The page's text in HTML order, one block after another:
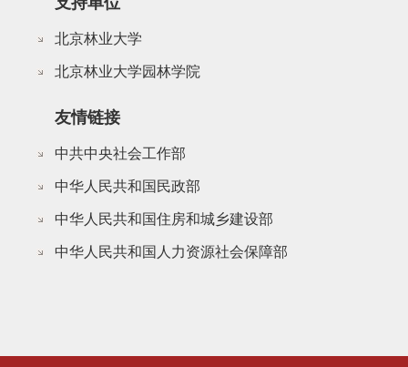
北京林业大学
北京林业大学园林学院
友情链接
中共中央社会工作部
中华人民共和国民政部
中华人民共和国住房和城乡建设部
中华人民共和国人力资源社会保障部